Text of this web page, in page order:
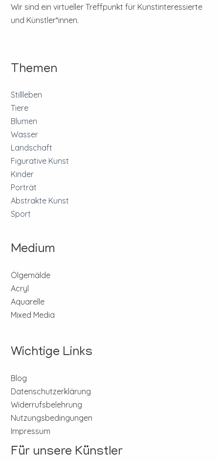
Wir sind ein virtueller Treffpunkt für Kunstinteressierte
und Künstler*innen.
Themen
Stillleben
Tiere
Blumen
Wasser
Landschaft
Figurative Kunst
Kinder
Porträt
Abstrakte Kunst
Sport
Medium
Ölgemälde
Acryl
Aquarelle
Mixed Media
Wichtige Links
Blog
Datenschutzerklärung
Widerrufsbelehrung
Nutzungsbedingungen
Impressum
Für unsere Künstler